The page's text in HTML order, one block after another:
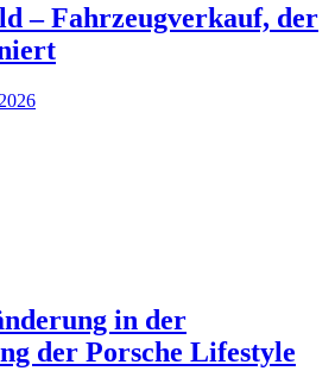
– Fahrzeugverkauf, der
in der
der Porsche Lifestyle